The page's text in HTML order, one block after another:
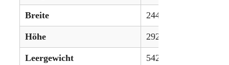
Breite 244 cm
Höhe 292 cm
Leergewicht 5420 kg